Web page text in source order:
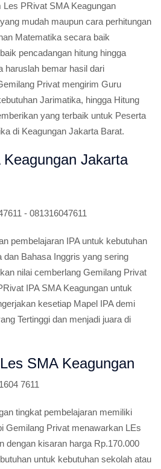
PRivat SMA Keagungan
mudah maupun cara perhitungan
Matematika secara baik
pencadangan hitung hingga
haruslah bemar hasil dari
Privat mengirim Guru
Jarimatika, hingga Hitung
yang terbaik untuk Peserta
di Keagungan Jakarta Barat.
Jakarta
- 081316047611
pembelajaran IPA untuk kebutuhan
Bahasa Inggris yang sering
nilai cemberlang Gemilang Privat
IPA SMA Keagungan untuk
kesetiap Mapel IPA demi
Tertinggi dan menjadi juara di
SMA Keagungan
7611
tingkat pembelajaran memiliki
Gemilang Privat menawarkan LEs
dengan kisaran harga Rp.170.000
untuk kebutuhan sekolah atau